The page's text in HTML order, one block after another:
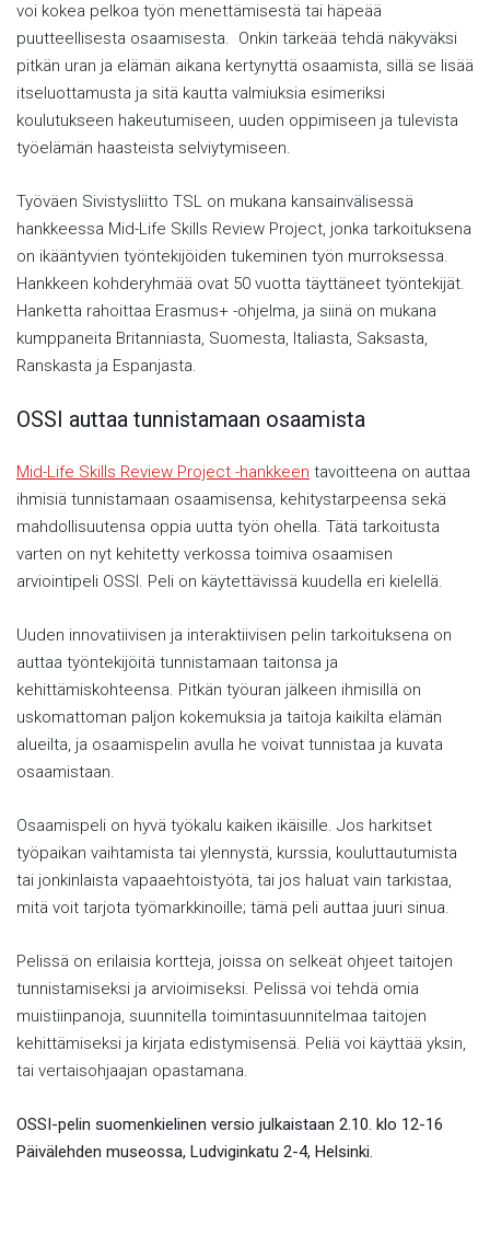
voi kokea pelkoa työn menettämisestä tai häpeää
puutteellisesta osaamisesta. Onkin tärkeää tehdä näkyväksi
pitkän uran ja elämän aikana kertynyttä osaamista, sillä se lisää
itseluottamusta ja sitä kautta valmiuksia esimeriksi
koulutukseen hakeutumiseen, uuden oppimiseen ja tulevista
työelämän haasteista selviytymiseen.
Työväen Sivistysliitto TSL on mukana kansainvälisessä
hankkeessa Mid-Life Skills Review Project, jonka tarkoituksena
on ikääntyvien työntekijöiden tukeminen työn murroksessa.
Hankkeen kohderyhmää ovat 50 vuotta täyttäneet työntekijät.
Hanketta rahoittaa Erasmus+ -ohjelma, ja siinä on mukana
kumppaneita Britanniasta, Suomesta, Italiasta, Saksasta,
Ranskasta ja Espanjasta.
OSSI auttaa tunnistamaan osaamista
Mid-Life Skills Review Project -hankkeen tavoitteena on auttaa
ihmisiä tunnistamaan osaamisensa, kehitystarpeensa sekä
mahdollisuutensa oppia uutta työn ohella. Tätä tarkoitusta
varten on nyt kehitetty verkossa toimiva osaamisen
arviointipeli OSSI. Peli on käytettävissä kuudella eri kielellä.
Uuden innovatiivisen ja interaktiivisen pelin tarkoituksena on
auttaa työntekijöitä tunnistamaan taitonsa ja
kehittämiskohteensa. Pitkän työuran jälkeen ihmisillä on
uskomattoman paljon kokemuksia ja taitoja kaikilta elämän
alueilta, ja osaamispelin avulla he voivat tunnistaa ja kuvata
osaamistaan.
Osaamispeli on hyvä työkalu kaiken ikäisille. Jos harkitset
työpaikan vaihtamista tai ylennystä, kurssia, kouluttautumista
tai jonkinlaista vapaaehtoistyötä, tai jos haluat vain tarkistaa,
mitä voit tarjota työmarkkinoille; tämä peli auttaa juuri sinua.
Pelissä on erilaisia kortteja, joissa on selkeät ohjeet taitojen
tunnistamiseksi ja arvioimiseksi. Pelissä voi tehdä omia
muistiinpanoja, suunnitella toimintasuunnitelmaa taitojen
kehittämiseksi ja kirjata edistymisensä. Peliä voi käyttää yksin,
tai vertaisohjaajan opastamana.
OSSI-pelin suomenkielinen versio julkaistaan 2.10. klo 12-16
Päivälehden museossa, Ludviginkatu 2-4, Helsinki.